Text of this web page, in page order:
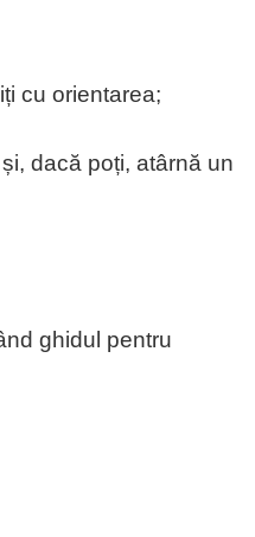
cu orientarea;
dacă poți, atârnă un
ghidul pentru